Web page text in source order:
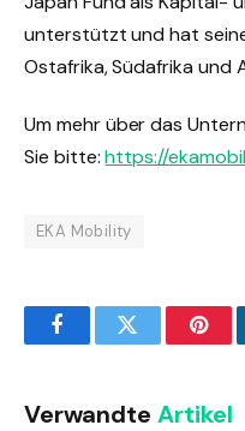
unterstützt und hat
Ostafrika, Südafrika und
Um mehr über das
Sie bitte:https://
EKA Mobility
FacebookTwitter
Verwandte Artikel